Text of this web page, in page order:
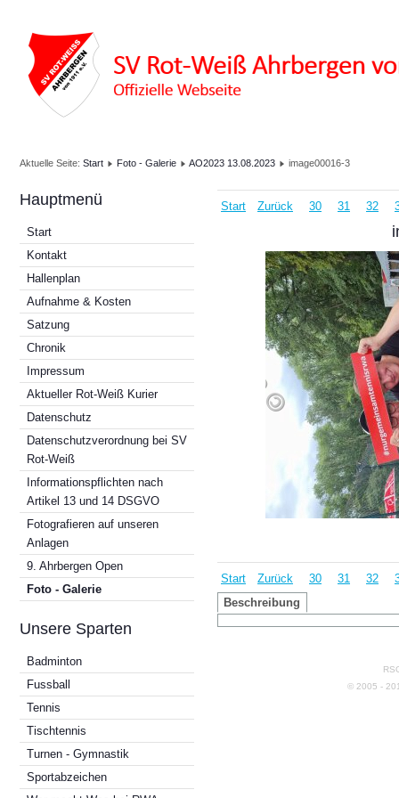
Aktuelle Seite: Start Foto - Galerie AO2023 13.08.2023 image00016-3
Hauptmenü
Start
Kontakt
Hallenplan
Aufnahme & Kosten
Satzung
Chronik
Impressum
Aktueller Rot-Weiß Kurier
Datenschutz
Datenschutzverordnung bei SV
Rot-Weiß
Informationspflichten nach
Artikel 13 und 14 DSGVO
Fotografieren auf unseren
Anlagen
9. Ahrbergen Open
Foto - Galerie
Unsere Sparten
Badminton
Fussball
Tennis
Tischtennis
Turnen - Gymnastik
Sportabzeichen
Start Zurück 30 31 32
Start Zurück 30 31 32
Beschreibung
© 2005 -